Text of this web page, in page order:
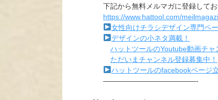
下記から無料メルマガに登録してお
https://www.hattool.com/
女性向けチラシデザイン専門ペ
デザインの小ネタ満載！
ハットツールのYoutube動画チャ
ただいまチャンネル登録募集中！
ハットツールのfacebookページ
—————————————-